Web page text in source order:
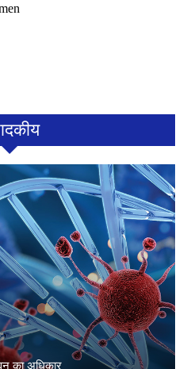
का अधिकार